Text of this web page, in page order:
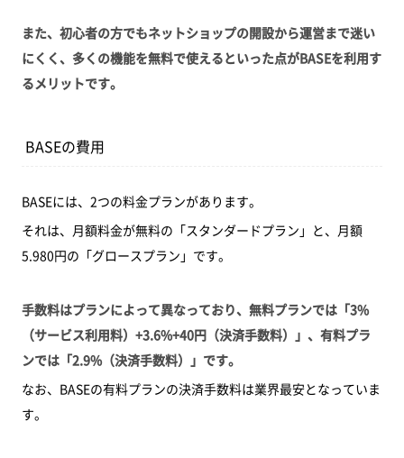
また、初心者の方でもネットショップの開設から運営まで迷い
にくく、多くの機能を無料で使えるといった点がBASEを利用す
るメリットです。
BASEの費用
BASEには、2つの料金プランがあります。
それは、月額料金が無料の「スタンダードプラン」と、月額
5.980円の「グロースプラン」です。
手数料はプランによって異なっており、無料プランでは「3%
（サービス利用料）+3.6%+40円（決済手数料）」、有料プラ
ンでは「2.9%（決済手数料）」です。
なお、BASEの有料プランの決済手数料は業界最安となっていま
す。